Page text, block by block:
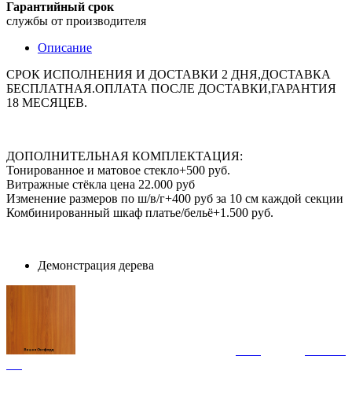
Гарантийный срок
службы от производителя
Описание
СРОК ИСПОЛНЕНИЯ И ДОСТАВКИ 2 ДНЯ,ДОСТАВКА
БЕСПЛАТНАЯ.ОПЛАТА ПОСЛЕ ДОСТАВКИ,ГАРАНТИЯ
18 МЕСЯЦЕВ.
ДОПОЛНИТЕЛЬНАЯ КОМПЛЕКТАЦИЯ:
Тонированное и матовое стекло+500 руб.
Витражные стёкла цена 22.000 руб
Изменение размеров по ш/в/г+400 руб за 10 см каждой секции
Комбинированный шкаф платье/бельё+1.500 руб.
Демонстрация дерева